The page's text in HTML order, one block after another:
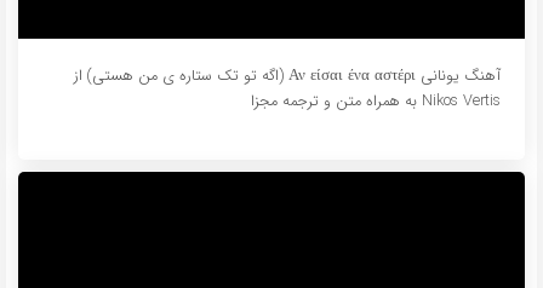
آهنگ یونانی Αν είσαι ένα αστέρι (اگه تو تک ستاره ی من هستی) از
Nikos Vertis به همراه متن و ترجمه مجزا